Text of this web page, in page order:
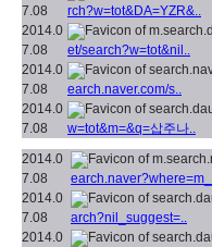
7.08
rch?w=tot&DA=YZR&..
2014.0
7.08
et/search?w=tot&nil..
2014.0
7.08
earch.naver.com/s..
2014.0
7.08
w=tot&m=&q=삽주나..
2014.0
7.08
earch.naver?where=m_..
2014.0
7.08
arch?nil_suggest=..
2014.0